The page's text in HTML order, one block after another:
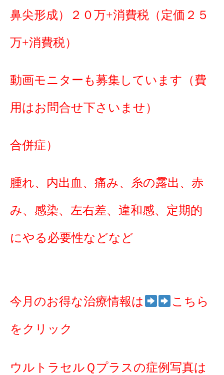
鼻尖形成）２０万+消費税（定価２５
万+消費税）
動画モニターも募集しています（費
用はお問合せ下さいませ）
合併症）
腫れ、内出血、痛み、糸の露出、赤
み、感染、左右差、違和感、定期的
にやる必要性などなど
今月のお得な治療情報は こちら
をクリック
ウルトラセルＱプラスの症例写真は